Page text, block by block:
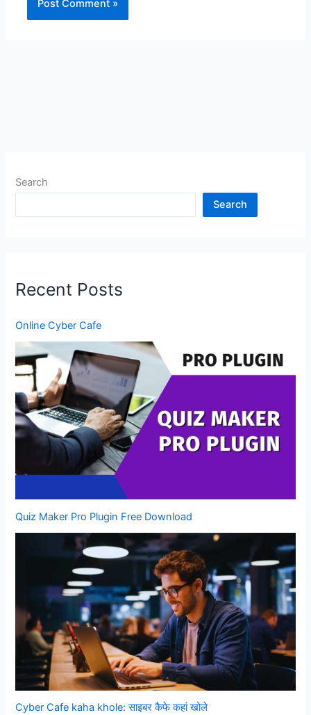
Search
Search
Recent Posts
Online Cyber Cafe
Quiz Maker Pro Plugin Free Download
Cyber Cafe kaha khole: साइबर कैफे कहां खोले